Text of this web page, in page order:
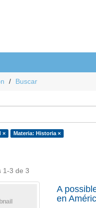
Buscar
× Materia: Historia ×
1-3 de 3
A
en